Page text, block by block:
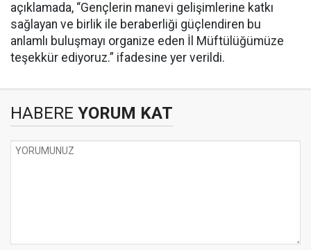
açıklamada, “Gençlerin manevi gelişimlerine katkı
sağlayan ve birlik ile beraberliği güçlendiren bu
anlamlı buluşmayı organize eden İl Müftülüğümüze
teşekkür ediyoruz.” ifadesine yer verildi.
HABERE YORUM KAT